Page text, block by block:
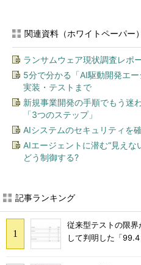
関連資料（ホワイトペーパー）
ランサムウェア現状調査レポ
5分で分かる「AI駆動開発エ
実装・テストまで
新規事業開発の手順でもう迷
「3つのステップ」
AIシステムのセキュリティを
AIエージェントに潜む“見え
どう制御する?
記事ランキング
従来型テストの限
して判明した「